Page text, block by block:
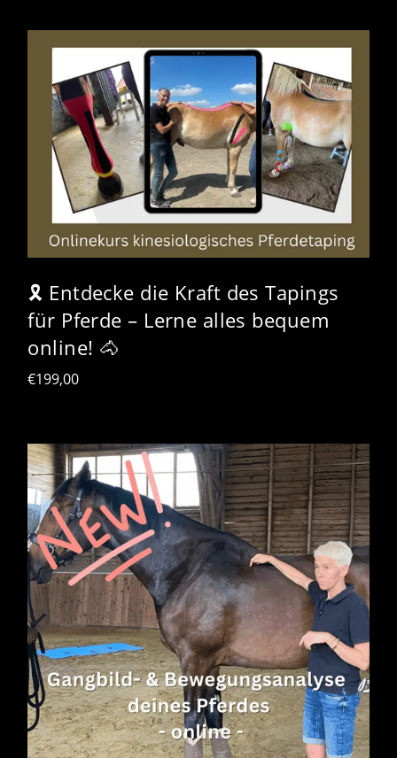
🎗️ Entdecke die Kraft des Tapings
für Pferde – Lerne alles bequem
online! 🐴
€199,00